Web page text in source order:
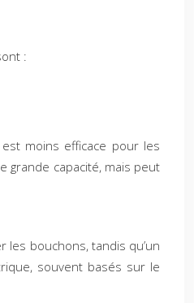
:
moins efficace pour les
grande capacité, mais peut
les bouchons, tandis qu’un
souvent basés sur le